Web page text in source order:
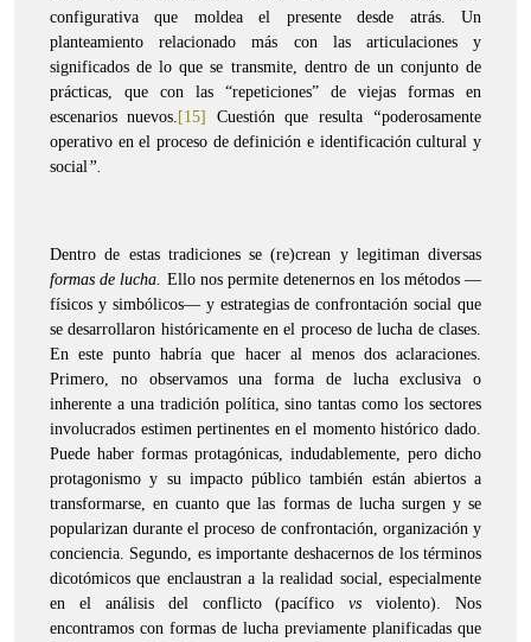
configurativa que moldea el presente desde atrás. Un
planteamiento relacionado más con las articulaciones y
significados de lo que se transmite, dentro de un conjunto de
prácticas, que con las “repeticiones” de viejas formas en
escenarios nuevos. [15] Cuestión que resulta “poderosamente
operativo en el proceso de definición e identificación cultural y
social ”.
Dentro de estas tradiciones se (re)crean y legitiman diversas
formas de lucha. Ello nos permite detenernos en los métodos —
físicos y simbólicos— y estrategias de confrontación social que
se desarrollaron históricamente en el proceso de lucha de clases.
En este punto habría que hacer al menos dos aclaraciones.
Primero, no observamos una forma de lucha exclusiva o
inherente a una tradición política, sino tantas como los sectores
involucrados estimen pertinentes en el momento histórico dado.
Puede haber formas protagónicas, indudablemente, pero dicho
protagonismo y su impacto público también están abiertos a
transformarse, en cuanto que las formas de lucha surgen y se
popularizan durante el proceso de confrontación, organización y
conciencia. Segundo, es importante deshacernos de los términos
dicotómicos que enclaustran a la realidad social, especialmente
en el análisis del conflicto (pacíficovsviolento). Nos
encontramos con formas de lucha previamente planificadas que